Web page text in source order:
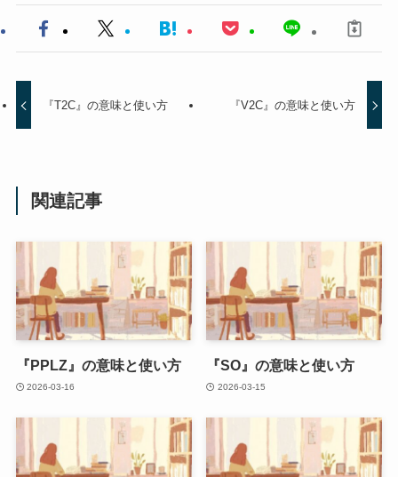
『T2C』の意味と使い方 『V2C』の意味と使い方
関連記事
『PPLZ』の意味と使い方
2026-03-16
『SO』の意味と使い方
2026-03-15